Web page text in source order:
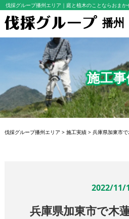
伐採グループ播州エリア ｜庭と植木のことならおま
播州
施工
伐採グループ播州エリア > 施工実績> 兵庫県加東市で
2022/11/
兵庫県加東市で木